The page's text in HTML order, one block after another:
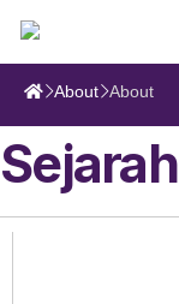
About About
Sejarah